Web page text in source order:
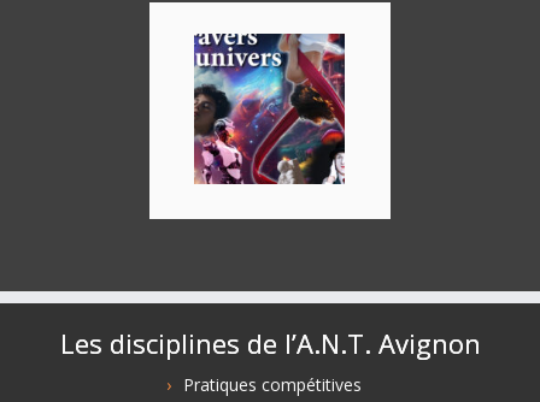
Les disciplines de l’A.N.T. Avignon
Pratiques compétitives